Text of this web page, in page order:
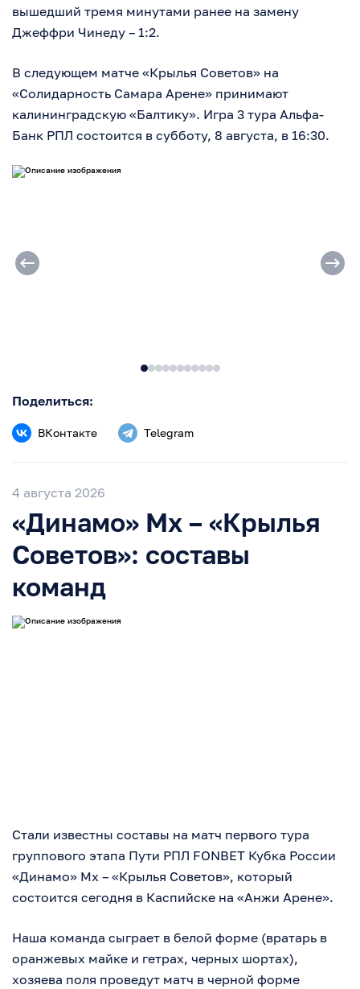
вышедший тремя минутами ранее на замену
Джеффри Чинеду – 1:2.
В следующем матче «Крылья Советов» на
«Солидарность Самара Арене» принимают
калининградскую «Балтику». Игра 3 тура Альфа-
Банк РПЛ состоится в субботу, 8 августа, в 16:30.
Поделиться:
ВКонтакте Telegram
4 августа 2026
«Динамо» Мх – «Крылья
Советов»: составы
команд
Стали известны составы на матч первого тура
группового этапа Пути РПЛ FONBET Кубка России
«Динамо» Мх – «Крылья Советов», который
состоится сегодня в Каспийске на «Анжи Арене».
Наша команда сыграет в белой форме (вратарь в
оранжевых майке и гетрах, черных шортах),
хозяева поля проведут матч в черной форме